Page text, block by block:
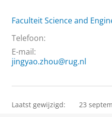
Faculteit Science and
Telefoon:
E-mail:
jingyao.zhou@rug.nl
Laatst gewijzigd: 23